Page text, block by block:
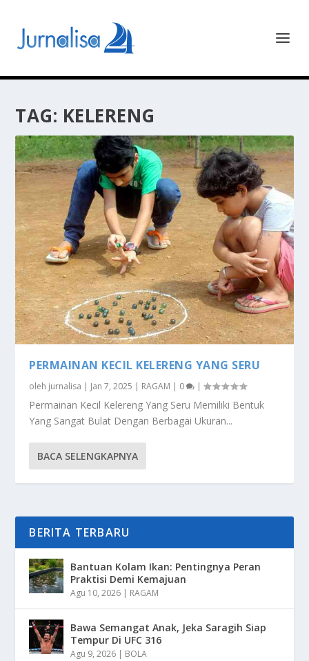
TAG: KELERENG
PERMAINAN KECIL KELERENG YANG SERU
oleh jurnalisa | Jan 7, 2025 | RAGAM | 0 |
Permainan Kecil Kelereng Yang Seru Memiliki Bentuk
Yang Sangat Bulat Dengan Berbagai Ukuran...
BACA SELENGKAPNYA
BERITA TERBARU
Bantuan Kolam Ikan: Pentingnya Peran
Praktisi Demi Kemajuan
Agu 10, 2026 | RAGAM
Bawa Semangat Anak, Jeka Saragih Siap
Tempur Di UFC 316
Agu 9, 2026 | BOLA